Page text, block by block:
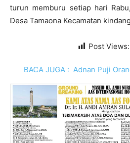
turun memburu setiap hari
Desa Tamaona Kecamatan
Post Views:
BACA JUGA : Adnan Puji